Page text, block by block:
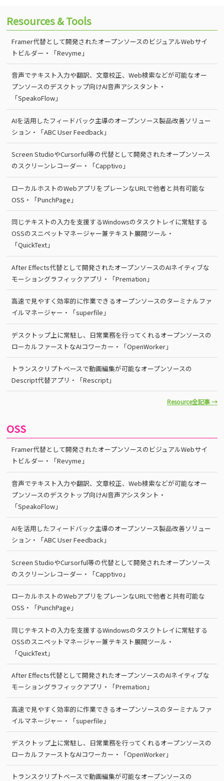
Resources & Tools
Framer代替として開発されたオープンソースのビジュアルWebサイ
トビルダー・「Revyme」
音声でテキスト入力や翻訳、文章校正、Web検索などが可能なオー
プンソースのデスクトップ向けAI音声アシスタント・
「SpeakoFlow」
AIを活用したフィードバック主導のオープンソース製品改善ソリュー
ション・「ABC User Feedback」
Screen StudioやCursorful等の代替として開発されたオープンソース
のスクリーンレコーダー・「Capptivo」
ローカルホストのWebアプリをプレーンなURLで他者と共有可能な
OSS・「PunchPage」
同じテキストの入力を支援するWindowsのタスクトレイに常駐する
OSSのスニペットマネージャー兼テキスト展開ツール・
「QuickText」
After Effects代替として開発されたオープンソースのAIネイティブな
モーショングラフィックアプリ・「Premation」
高速で見やすく効率的に作業できるオープンソースのターミナルファ
イルマネージャー・「superfile」
デスクトップ上に常駐し、日常業務を行ってくれるオープンソースの
ローカルファーストなAIコワーカー・「OpenWorker」
トランスクリプトベースで動画編集が可能なオープンソースの
Descript代替アプリ・「Rescript」
Resource全記事 →
OSS
Framer代替として開発されたオープンソースのビジュアルWebサイ
トビルダー・「Revyme」
音声でテキスト入力や翻訳、文章校正、Web検索などが可能なオー
プンソースのデスクトップ向けAI音声アシスタント・
「SpeakoFlow」
AIを活用したフィードバック主導のオープンソース製品改善ソリュー
ション・「ABC User Feedback」
Screen StudioやCursorful等の代替として開発されたオープンソース
のスクリーンレコーダー・「Capptivo」
ローカルホストのWebアプリをプレーンなURLで他者と共有可能な
OSS・「PunchPage」
同じテキストの入力を支援するWindowsのタスクトレイに常駐する
OSSのスニペットマネージャー兼テキスト展開ツール・
「QuickText」
After Effects代替として開発されたオープンソースのAIネイティブな
モーショングラフィックアプリ・「Premation」
高速で見やすく効率的に作業できるオープンソースのターミナルファ
イルマネージャー・「superfile」
デスクトップ上に常駐し、日常業務を行ってくれるオープンソースの
ローカルファーストなAIコワーカー・「OpenWorker」
トランスクリプトベースで動画編集が可能なオープンソースの